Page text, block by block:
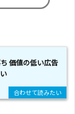
価値の低い広告